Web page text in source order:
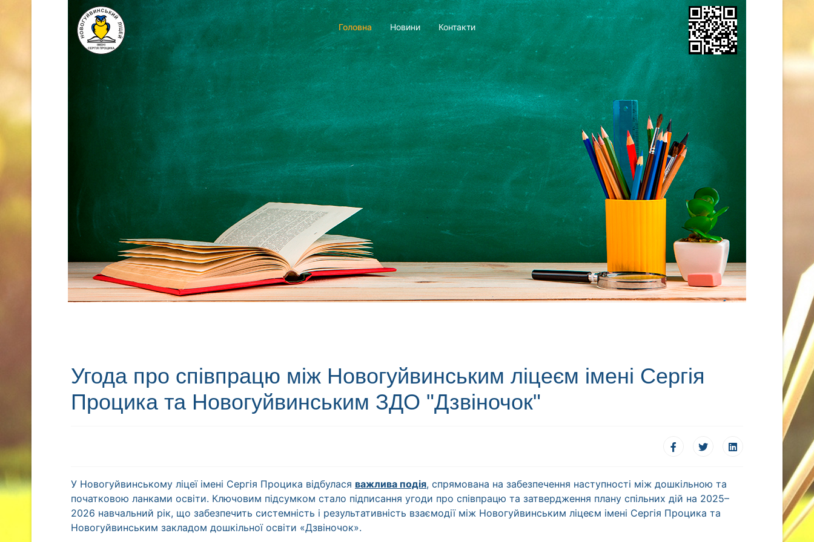
Головна Новини Контакти
Угода про співпрацю між Новогуйвинським ліцеєм імені Сергія
Процика та Новогуйвинським ЗДО "Дзвіночок"
У Новогуйвинському ліцеї імені Сергія Процика відбулася важлива подія, спрямована на забезпечення наступності між дошкільною та
початковою ланками освіти. Ключовим підсумком стало підписання угоди про співпрацю та затвердження плану спільних дій на 2025–
2026 навчальний рік, що забезпечить системність і результативність взаємодії між Новогуйвинським ліцеєм імені Сергія Процика та
Новогуйвинським закладом дошкільної освіти «Дзвіночок».